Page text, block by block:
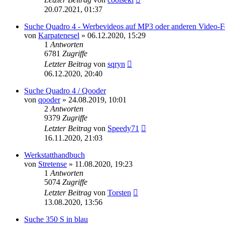
20.07.2021, 01:37
Suche Quadro 4 - Werbevideos auf MP3 oder anderen Video-
von Karpatenesel » 06.12.2020, 15:29
1 Antworten
6781 Zugriffe
Letzter Beitrag von sqryn
06.12.2020, 20:40
Suche Quadro 4 / Qooder
von qooder» 24.08.2019, 10:01
2 Antworten
9379 Zugriffe
Letzter Beitrag von Speedy71
16.11.2020, 21:03
Werkstatthandbuch
von Stretense » 11.08.2020, 19:23
1 Antworten
5074 Zugriffe
Letzter Beitrag von Torsten
13.08.2020, 13:56
Suche 350 S in blau